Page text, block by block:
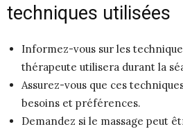
techniques utilisées
Informez-vous sur les
thérapeute utilisera durant la
Assurez-vous que ces
besoins et préférences.
Demandez si le massage peut